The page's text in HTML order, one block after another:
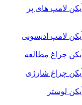
لامپ های پر
لامپ ادیسونی
چراغ مطالعه
چراغ شارژی
لوستر